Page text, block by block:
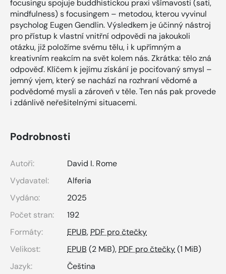
focusingu spojuje buddhistickou praxi všímavosti (sati,
mindfulness) s focusingem – metodou, kterou vyvinul
psycholog Eugen Gendlin. Výsled­kem je účinný nástroj
pro přístup k vlastní vnitřní odpovědi na jakoukoli
otázku, již položíme svému tělu, i k upřímným a
kreativním reakcím na svět kolem nás. Zkrátka: tělo zná
odpověď. Klíčem k jejímu získání je pociťovaný smysl –
jemný vjem, který se nachází na rozhraní vědomé a
podvědomé mys­li a zároveň v těle. Ten nás pak provede
i zdánlivě neřešitelnými situacemi.
Podrobnosti
Autoři:
David I. Rome
Vydavatel:
Alferia
Vydáno:
2025
Počet stran:
192
Formáty:
EPUB, PDF pro čtečky
Velikost:
EPUB (2 MiB), PDF pro čtečky(1 MiB)
Jazyk:
Čeština